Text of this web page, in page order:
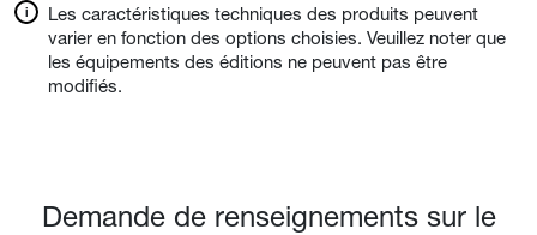
Les caractéristiques techniques des produits peuvent
varier en fonction des options choisies. Veuillez noter que
les équipements des éditions ne peuvent pas être
modifiés.
Demande de renseignements sur le